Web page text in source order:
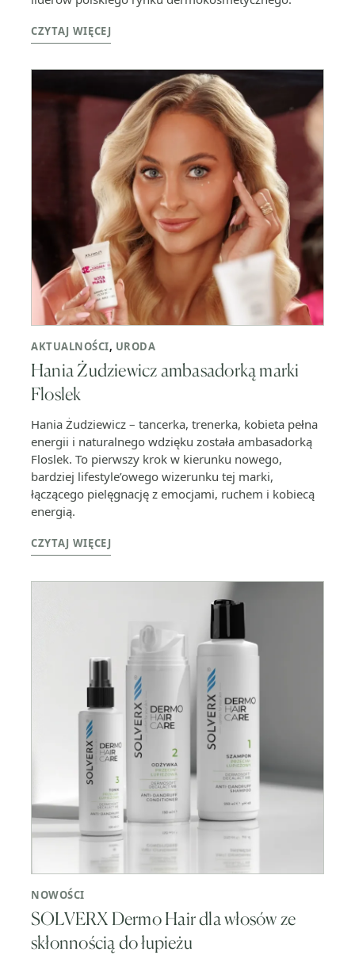
CZYTAJ WIĘCEJ
AKTUALNOŚCI, URODA
Hania Żudziewicz ambasadorką marki
Floslek
Hania Żudziewicz – tancerka, trenerka, kobieta pełna
energii i naturalnego wdzięku została ambasadorką
Floslek. To pierwszy krok w kierunku nowego,
bardziej lifestyle’owego wizerunku tej marki,
łączącego pielęgnację z emocjami, ruchem i kobiecą
energią.
CZYTAJ WIĘCEJ
NOWOŚCI
SOLVERX Dermo Hair dla włosów ze
skłonnością do łupieżu